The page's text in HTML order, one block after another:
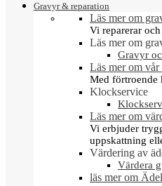
Gravyr & reparation
Läs mer om
Vi reparerar
Läs mer om
Gravyr
Läs mer om
Med förtroende
Klockservice
Läs mer om
Vi erbjuder
uppskattning
Värdering av
Värdera
läs mer om